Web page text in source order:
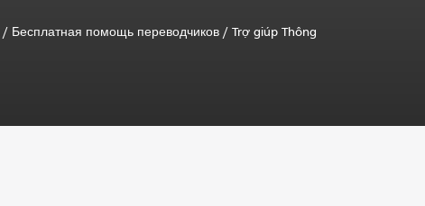
/ Бесплатная помощь переводчиков / Trợ giúp Thông